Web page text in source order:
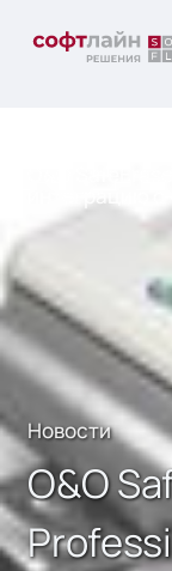
O&O
интеграцию
Новости
O&O